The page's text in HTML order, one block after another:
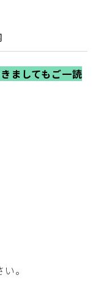
ましてもご一読
。